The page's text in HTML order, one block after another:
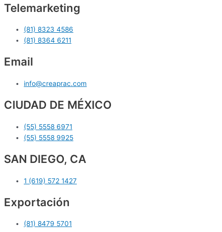
Telemarketing
(81) 8323 4586
(81) 8364 6211
Email
info@creaprac.com
CIUDAD DE MÉXICO
(55) 5558 6971
(55) 5558 9925
SAN DIEGO, CA
1 (619) 572 1427
Exportación
(81) 8479 5701